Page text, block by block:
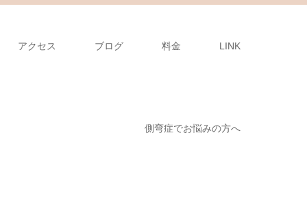
アクセス ブログ 料金 LINK
側弯症でお悩みの方へ